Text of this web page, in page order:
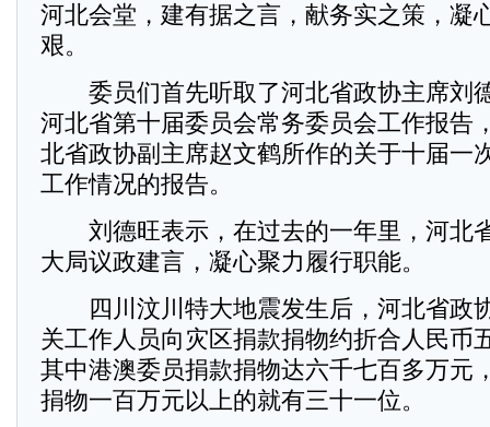
河北会堂，建有据之言，献务实之策，凝
艰。
委员们首先听取了河北省政协主席刘
河北省第十届委员会常务委员会工作报告
北省政协副主席赵文鹤所作的关于十届一
工作情况的报告。
刘德旺表示，在过去的一年里，河北
大局议政建言，凝心聚力履行职能。
四川汶川特大地震发生后，河北省政
关工作人员向灾区捐款捐物约折合人民币
其中港澳委员捐款捐物达六千七百多万元
捐物一百万元以上的就有三十一位。